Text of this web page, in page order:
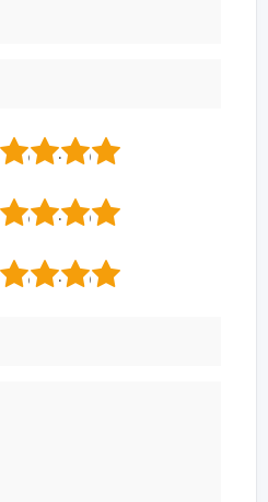
5
4
3
5
4
3
5
4
3